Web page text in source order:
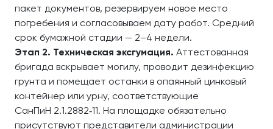
пакет документов, резервируем новое место
погребения и согласовываем дату работ. Средний
срок бумажной стадии — 2–4 недели.
Этап 2. Техническая эксгумация. Аттестованная
бригада вскрывает могилу, проводит дезинфекцию
грунта и помещает останки в опаянный цинковый
контейнер или урну, соответствующие
СанПиН 2.1.2882‑11. На площадке обязательно
присутствуют представители администрации